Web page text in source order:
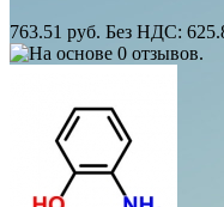
763.51 руб. Без НДС: